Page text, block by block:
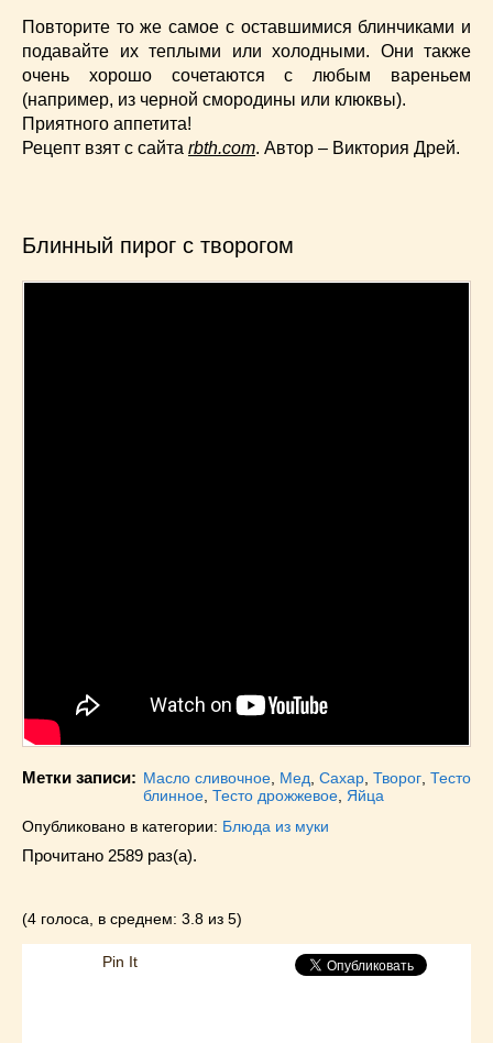
Повторите то же самое с оставшимися блинчиками и
подавайте их теплыми или холодными. Они также
очень хорошо сочетаются с любым вареньем
(например, из черной смородины или клюквы).
Приятного аппетита!
Рецепт взят с сайта rbth.com. Автор – Виктория Дрей.
Блинный пирог с творогом
Метки записи: Масло сливочное Мед Сахар Творог Тесто
блинное Тесто дрожжевое Яйца
Опубликовано в категории: Блюда из муки
Прочитано 2589 раз(a).
(4 голоса, в среднем: 3.8 из 5)
Pin It